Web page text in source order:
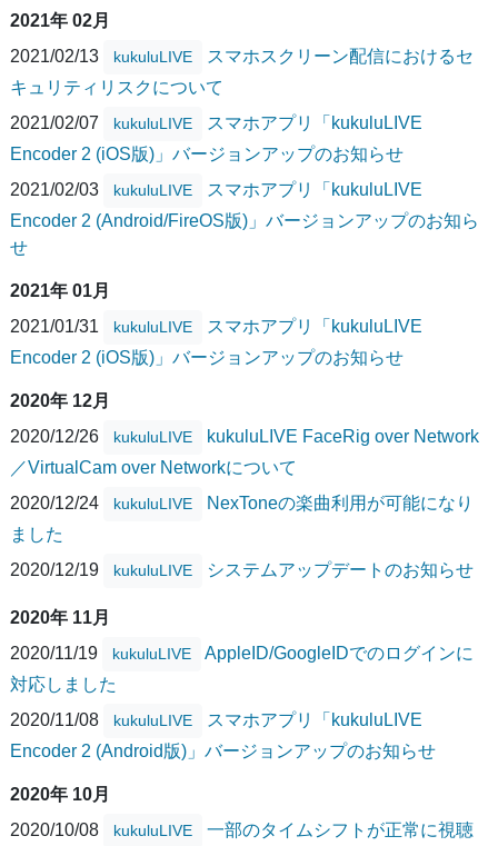
2021年 02月
2021/02/13
kukuluLIVE
スマホスクリーン配信におけるセ
キュリティリスクについて
2021/02/07
kukuluLIVE
スマホアプリ「kukuluLIVE
Encoder 2 (iOS版)」バージョンアップのお知らせ
2021/02/03
kukuluLIVE
スマホアプリ「kukuluLIVE
Encoder 2 (Android/FireOS版)」バージョンアップのお知ら
せ
2021年 01月
2021/01/31
kukuluLIVE
スマホアプリ「kukuluLIVE
Encoder 2 (iOS版)」バージョンアップのお知らせ
2020年 12月
2020/12/26
kukuluLIVE
kukuluLIVE FaceRig over Network
／VirtualCam over Networkについて
2020/12/24
kukuluLIVE
NexToneの楽曲利用が可能になり
ました
2020/12/19
kukuluLIVE システムアップデートのお知らせ
2020年 11月
2020/11/19
kukuluLIVE
AppleID/GoogleIDでのログインに
対応しました
2020/11/08
kukuluLIVE
スマホアプリ「kukuluLIVE
Encoder 2 (Android版)」バージョンアップのお知らせ
2020年 10月
2020/10/08
kukuluLIVE
一部のタイムシフトが正常に視聴